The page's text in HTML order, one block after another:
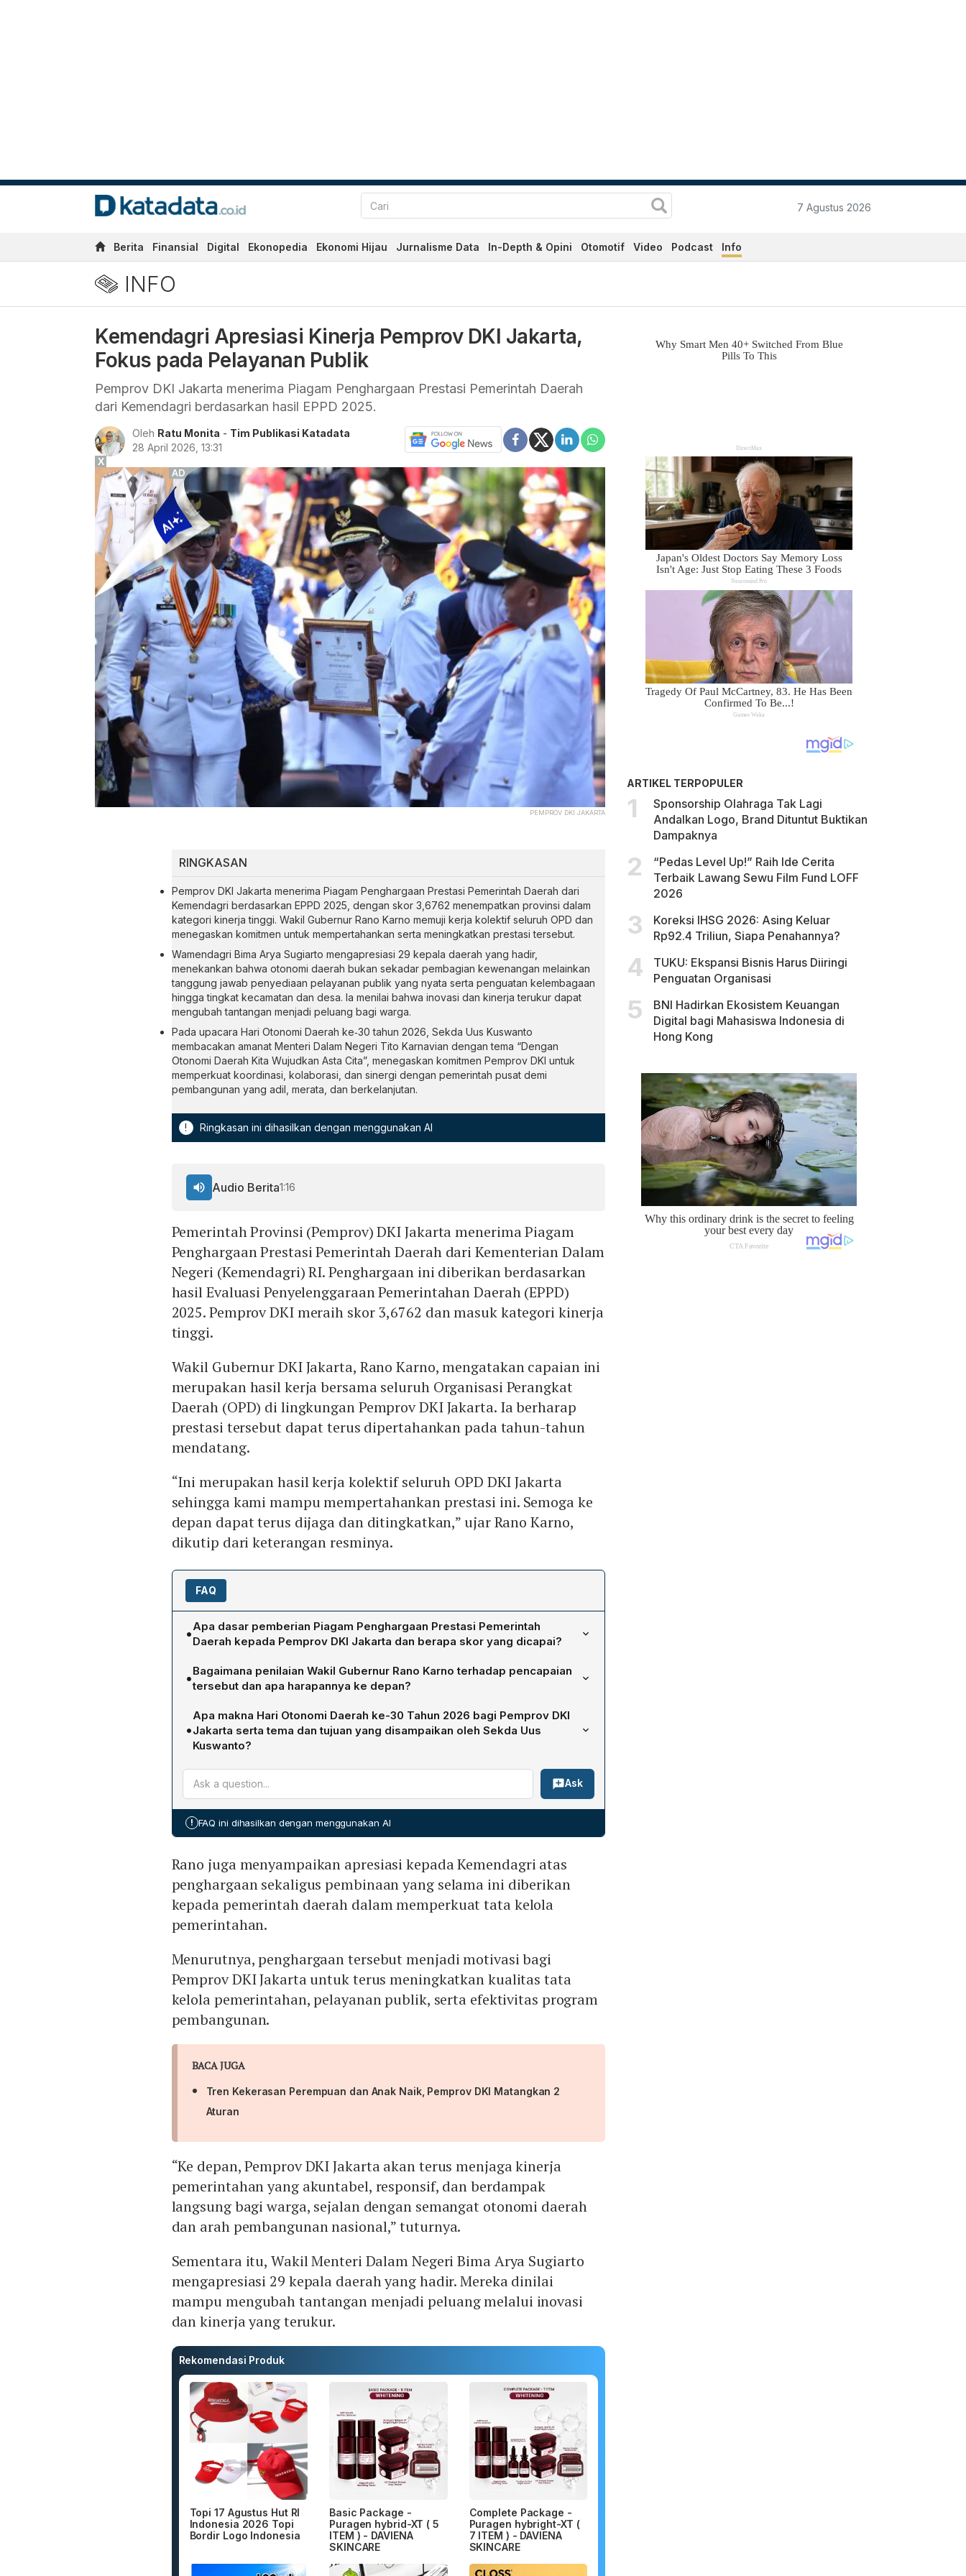
7 Agustus 2026
Berita Finansial Digital Ekonopedia Ekonomi Hijau Jurnalisme Data In-Depth & Opini Otomotif Video Podcast Info
INFO
Kemendagri Apresiasi Kinerja Pemprov DKI Jakarta,
Fokus pada Pelayanan Publik
Pemprov DKI Jakarta menerima Piagam Penghargaan Prestasi Pemerintah Daerah
dari Kemendagri berdasarkan hasil EPPD 2025.
Oleh Ratu Monita - Tim Publikasi Katadata
28 April 2026, 13:31
PEMPROV DKI JAKARTA
RINGKASAN
Pemprov DKI Jakarta menerima Piagam Penghargaan Prestasi Pemerintah Daerah dari
Kemendagri berdasarkan EPPD 2025, dengan skor 3,6762 menempatkan provinsi dalam
kategori kinerja tinggi. Wakil Gubernur Rano Karno memuji kerja kolektif seluruh OPD dan
menegaskan komitmen untuk mempertahankan serta meningkatkan prestasi tersebut.
Wamendagri Bima Arya Sugiarto mengapresiasi 29 kepala daerah yang hadir,
menekankan bahwa otonomi daerah bukan sekadar pembagian kewenangan melainkan
tanggung jawab penyediaan pelayanan publik yang nyata serta penguatan kelembagaan
hingga tingkat kecamatan dan desa. Ia menilai bahwa inovasi dan kinerja terukur dapat
mengubah tantangan menjadi peluang bagi warga.
Pada upacara Hari Otonomi Daerah ke‑30 tahun 2026, Sekda Uus Kuswanto
membacakan amanat Menteri Dalam Negeri Tito Karnavian dengan tema “Dengan
Otonomi Daerah Kita Wujudkan Asta Cita”, menegaskan komitmen Pemprov DKI untuk
memperkuat koordinasi, kolaborasi, dan sinergi dengan pemerintah pusat demi
pembangunan yang adil, merata, dan berkelanjutan.
! Ringkasan ini dihasilkan dengan menggunakan AI
Audio Berita1:16
Pemerintah Provinsi (Pemprov) DKI Jakarta menerima Piagam
Penghargaan Prestasi Pemerintah Daerah dari Kementerian Dalam
Negeri (Kemendagri) RI. Penghargaan ini diberikan berdasarkan
hasil Evaluasi Penyelenggaraan Pemerintahan Daerah (EPPD)
2025. Pemprov DKI meraih skor 3,6762 dan masuk kategori kinerja
tinggi.
Wakil Gubernur DKI Jakarta, Rano Karno, mengatakan capaian ini
merupakan hasil kerja bersama seluruh Organisasi Perangkat
Daerah (OPD) di lingkungan Pemprov DKI Jakarta. Ia berharap
prestasi tersebut dapat terus dipertahankan pada tahun-tahun
mendatang.
“Ini merupakan hasil kerja kolektif seluruh OPD DKI Jakarta
sehingga kami mampu mempertahankan prestasi ini. Semoga ke
depan dapat terus dijaga dan ditingkatkan,” ujar Rano Karno,
dikutip dari keterangan resminya.
FAQ
•Apa dasar pemberian Piagam Penghargaan Prestasi Pemerintah
Daerah kepada Pemprov DKI Jakarta dan berapa skor yang dicapai?
Piagam diberikan oleh Kementerian Dalam Negeri berdasarkan hasil Evaluasi
Penyelenggaraan Pemerintahan Daerah (EPPD) 2025. Pemprov DKI Jakarta
memperoleh skor 3,6762, yang menempatkannya dalam kategori kinerja tinggi.
•Bagaimana penilaian Wakil Gubernur Rano Karno terhadap pencapaian
tersebut dan apa harapannya ke depan?
Rano Karno menilai pencapaian sebagai hasil kerja kolektif seluruh OPD DKI Jakarta
dan mengapresiasi dukungan Kemendagri. Ia berharap prestasi dapat
dipertahankan dan ditingkatkan, serta menekankan komitmen untuk menjaga tata
•
Apa makna Hari Otonomi Daerah ke-30 Tahun 2026 bagi Pemprov DKI
Jakarta serta tema dan tujuan yang disampaikan oleh Sekda Uus
Kuswanto?
Hari Otonomi Daerah ke-30 diperingati sebagai momentum memperkuat
kemandirian dan tanggung jawab daerah dalam mengelola potensi lokal. Tema yang
dibacakan Sekda adalah "Dengan Otonomi Daerah Kita Wujudkan Asta Cita",
pembangunan yang adil, merata, dan berkelanjutan.
Ask
! FAQ ini dihasilkan dengan menggunakan AI
Rano juga menyampaikan apresiasi kepada Kemendagri atas
penghargaan sekaligus pembinaan yang selama ini diberikan
kepada pemerintah daerah dalam memperkuat tata kelola
pemerintahan.
Menurutnya, penghargaan tersebut menjadi motivasi bagi
Pemprov DKI Jakarta untuk terus meningkatkan kualitas tata
kelola pemerintahan, pelayanan publik, serta efektivitas program
pembangunan.
BACA JUGA
Tren Kekerasan Perempuan dan Anak Naik, Pemprov DKI Matangkan 2
Aturan
“Ke depan, Pemprov DKI Jakarta akan terus menjaga kinerja
pemerintahan yang akuntabel, responsif, dan berdampak
langsung bagi warga, sejalan dengan semangat otonomi daerah
dan arah pembangunan nasional,” tuturnya.
Sementara itu, Wakil Menteri Dalam Negeri Bima Arya Sugiarto
mengapresiasi 29 kepala daerah yang hadir. Mereka dinilai
mampu mengubah tantangan menjadi peluang melalui inovasi
dan kinerja yang terukur.
Rekomendasi Produk
Topi 17 Agustus Hut RI
Indonesia 2026 Topi
Bordir Logo Indonesia
Basic Package -
Puragen hybrid-XT ( 5
ITEM ) - DAVIENA
SKINCARE
Complete Package -
Puragen hybright-XT (
7 ITEM ) - DAVIENA
SKINCARE
ARTIKEL TERPOPULER
Sponsorship Olahraga Tak Lagi
Andalkan Logo, Brand Dituntut Buktikan
Dampaknya
“Pedas Level Up!” Raih Ide Cerita
Terbaik Lawang Sewu Film Fund LOFF
2026
Koreksi IHSG 2026: Asing Keluar
Rp92.4 Triliun, Siapa Penahannya?
TUKU: Ekspansi Bisnis Harus Diiringi
Penguatan Organisasi
BNI Hadirkan Ekosistem Keuangan
Digital bagi Mahasiswa Indonesia di
Hong Kong
X